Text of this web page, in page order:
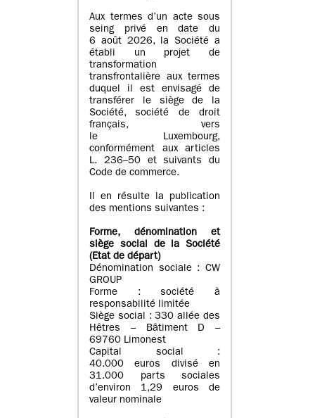
Aux termes d’un acte sous
seing privé en date du
6 août 2026, la Société a
établi un projet de
transformation
transfrontalière aux termes
duquel il est envisagé de
transférer le siège de la
Société, société de droit
français, vers
le Luxembourg,
conformément aux articles
L. 236–50 et suivants du
Code de commerce.
Il en résulte la publication
des mentions suivantes :
Forme, dénomination et
siège social de la Société
(Etatde départ)
Dénomination sociale : CW
GROUP
Forme : société à
responsabilité limitée
Siège social : 330 allée des
Hêtres – Bâtiment D –
69760 Limonest
Capital social :
40.000 euros divisé en
31.000 parts sociales
d’environ 1,29 euros de
valeur nominale